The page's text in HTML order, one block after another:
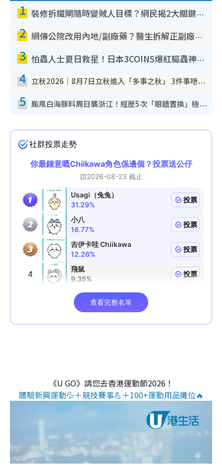
1 裝修拆鐵閘隨時變賊人目標？網民揭2大關鍵用途：裝新式等於白裝？附新舊鐵閘分別
2 網傳公院改用內地/副廠藥？醫生拆解正副廠分別 揭4類人換藥隨時出事
3 怕蟲人士夏日救星！日本3COINS爆紅驅蟲神器$45起 1招「全程免觸碰」輕鬆搞定小強
4 立秋2026｜8月7日立秋進入「多事之秋」 3件事唔做得！專家教6招開運 清枱頭／銀包納氣接好運
5 颱風白海豚料周日襲浙江！經歷5次「眼牆置換」極罕見 成登陸內地最長途颱風
《U GO》請您去香港運動節2026！
體驗新興運動💦＋競技賽事💪＋100+運動用品攤位🔥